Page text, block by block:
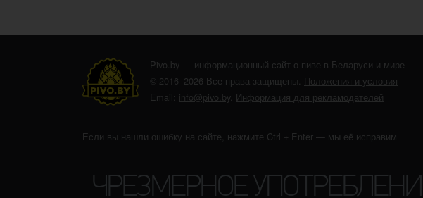
Pivo.by — информационный сайт о пиве в Беларуси и мире
© 2016–2026 Все права защищены. Положения и условия
Email: info@pivo.by. Информация для рекламодателей
Если вы нашли ошибку на сайте, нажмите Ctrl + Enter — мы её исправим
ЧРЕЗМЕРНОЕ